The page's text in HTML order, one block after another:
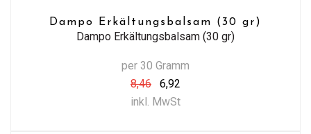
Dampo Erkältungsbalsam (30 gr)
Dampo Erkältungsbalsam (30 gr)
per 30 Gramm
8,46
6,92
inkl. MwSt